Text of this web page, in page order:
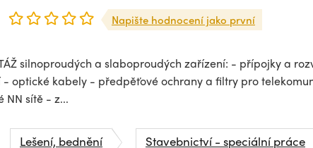
Napište hodnocení jako první
silnoproudých a slaboproudých zařízení: - přípojky a
- optické kabely - předpěťové ochrany a filtry pro
NN sítě - z...
Lešení, bednění
Stavebnictví - speciální práce